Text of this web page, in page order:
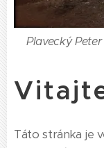
Plavecký
Táto stránka je